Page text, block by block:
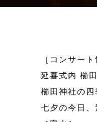
［コンサート
延喜式内 櫛
櫛田神社の
七夕の今日、